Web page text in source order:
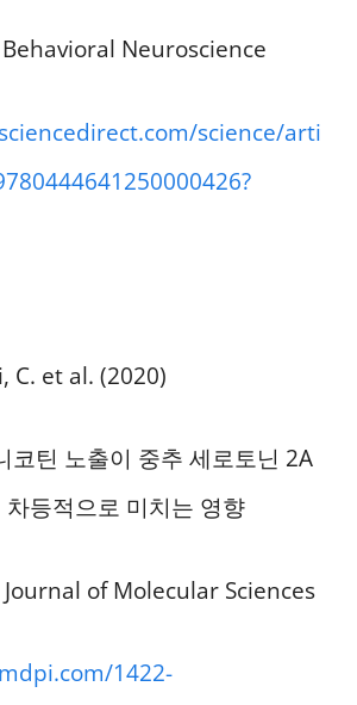
Neuroscience
science/arti
C. et al. (2020)
코틴 노출이 중추 세로토닌 2A
등적으로 미치는 영향
of Molecular Sciences
1422-